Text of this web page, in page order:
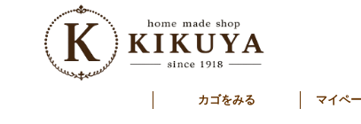
カゴをみる マイペ